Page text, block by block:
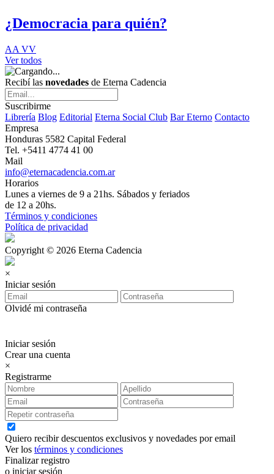
¿Democracia para quién?
AA VV
Ver todos
Recibí las novedades de Eterna Cadencia
Suscribirme
Librería Blog Editorial Eterna Social Club Bar Eterno Contacto
Empresa
Honduras 5582 Capital Federal
Tel. +5411 4774 41 00
Mail
info@eternacadencia.com.ar
Horarios
Lunes a viernes de 9 a 21hs. Sábados y feriados
de 12 a 20hs.
Términos y condiciones
Política de privacidad
Copyright © 2026 Eterna Cadencia
×
Iniciar sesión
Olvidé mi contraseña
Iniciar sesión
Crear una cuenta
×
Registrarme
Quiero recibir descuentos exclusivos y novedades por email
Ver los términos y condiciones
Finalizar registro
o iniciar sesión